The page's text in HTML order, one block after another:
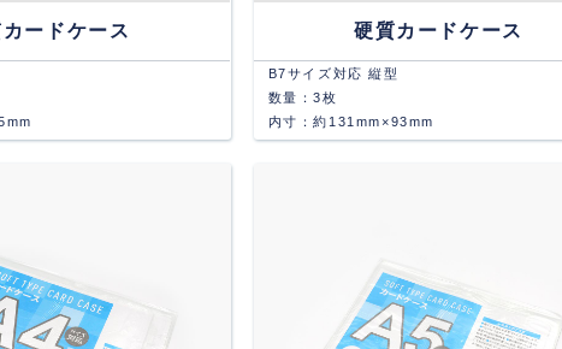
ードケース 硬質カードケース
B7サイズ対応 縦型
数量：3枚
内寸：約131mm×93mm